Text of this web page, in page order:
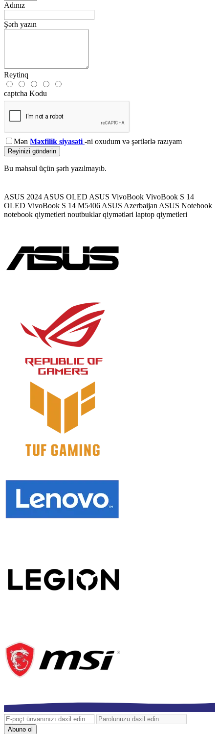
Adınız
Şərh yazın
Reytinq
captcha Kodu
Mən Məxfilik siyasəti -ni oxudum və şərtlərlə razıyam
Rəyinizi göndərin
Bu məhsul üçün şərh yazılmayıb.
ASUS 2024 ASUS OLED ASUS VivoBook VivoBook S 14
OLED VivoBook S 14 M5406 ASUS Azerbaijan ASUS Notebook
notebook qiymetleri noutbuklar qiymətləri laptop qiymetleri
Abunə ol